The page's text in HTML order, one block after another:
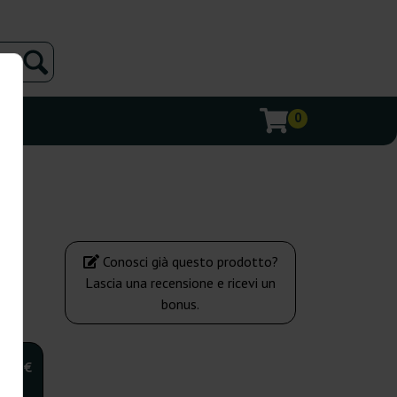
0
€
Conosci già questo prodotto?
Lascia una recensione e ricevi un
bonus.